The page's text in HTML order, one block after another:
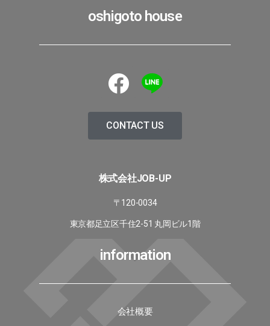
oshigoto house
CONTACT US
株式会社JOB-UP
〒120-0034
東京都足立区千住2-51 丸岡ビル1階
information
会社概要